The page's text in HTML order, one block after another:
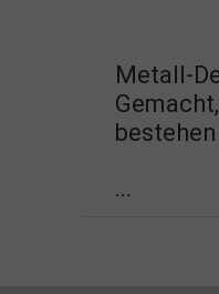
Metall-
bestehen
...